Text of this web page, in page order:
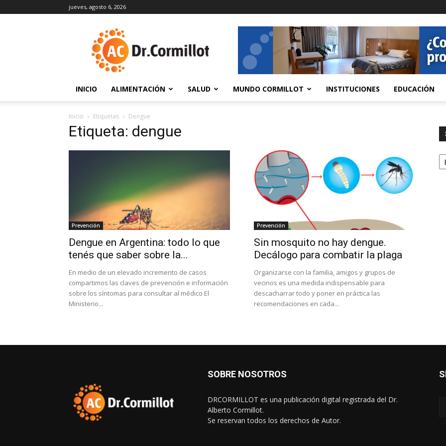
jueves, agosto 6, 2026
INICIO ALIMENTACIÓN SALUD MUNDO CORMILLOT INSTITUCIONES EDUCACIÓN
Inicio Etiquetas Dengue
Etiqueta: dengue
Prevención
Dengue en Argentina: todo lo que
tenés que saber sobre la...
En medio de un elevado incremento de casos
compartimos las claves de prevención e información
sobre los síntomas para consultar al médico El
Ministerio...
Prevención
Sin mosquito no hay dengue.
Decálogo para combatir la plaga
Organizarse con la familia, amigos y grupos de
vecinos es una medida indispensable para
descacharrar todo y poner en práctica las
recomendaciones en cada...
SOBRE NOSOTROS
DRCORMILLOT es una publicación digital registrada del Dr.
Alberto Cormillot.
Se reservan todos los derechos de Autor.